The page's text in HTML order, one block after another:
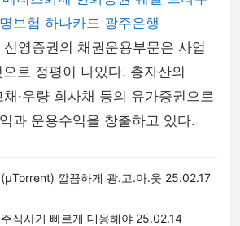
보험 하나카드 광주은행
영증권의 채권운용부문은 사업
로 정평이 나있다. 총자산의
·우량 회사채 등의 유가증권으로
과 운용수익을 창출하고 있다.
깔끔하게 광.고.아.웃 25.02.17
식사기 빠르게 대응해야 25.02.14